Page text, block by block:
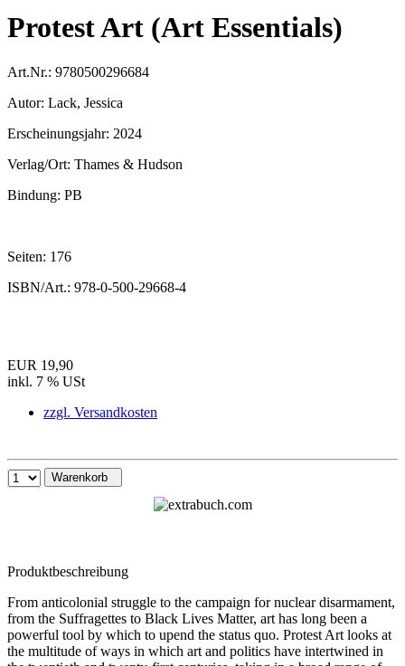
Protest Art (Art Essentials)
Art.Nr.: 9780500296684
Autor: Lack, Jessica
Erscheinungsjahr: 2024
Verlag/Ort: Thames & Hudson
Bindung: PB
Seiten: 176
ISBN/Art.: 978-0-500-29668-4
EUR 19,90
inkl. 7 % USt
zzgl. Versandkosten
Warenkorb
Produktbeschreibung
From anticolonial struggle to the campaign for nuclear disarmament,
from the Suffragettes to Black Lives Matter, art has long been a
powerful tool by which to upend the status quo. Protest Art looks at
the multitude of ways in which art and politics have intertwined in